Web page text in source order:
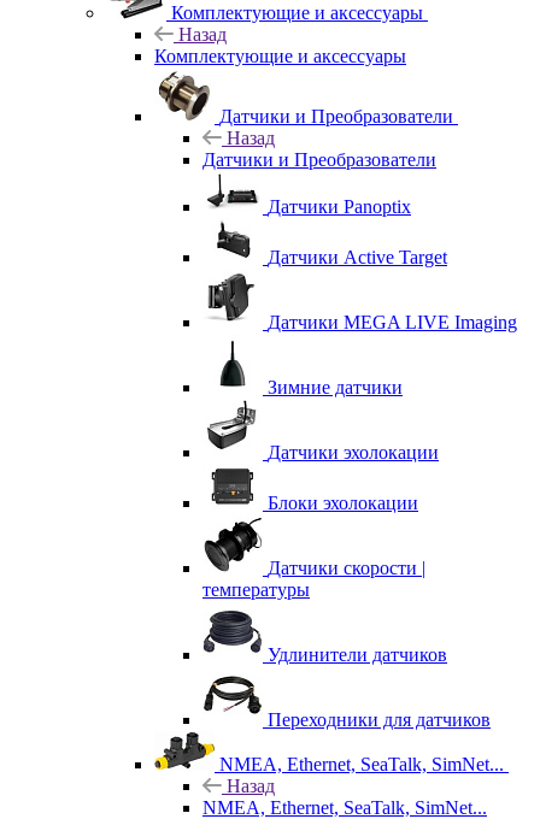
Комплектующие и аксессуары
Назад
Комплектующие и аксессуары
Датчики и Преобразователи
Назад
Датчики и Преобразователи
Датчики Panoptix
Датчики Active Target
Датчики MEGA LIVE Imaging
Зимние датчики
Датчики эхолокации
Блоки эхолокации
Датчики скорости |
температуры
Удлинители датчиков
Переходники для датчиков
NMEA, Ethernet, SeaTalk, SimNet...
Назад
NMEA, Ethernet, SeaTalk, SimNet...